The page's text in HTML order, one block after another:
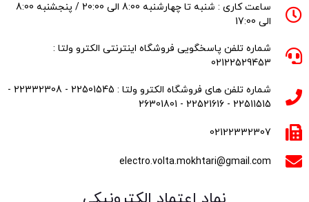
ساعت کاری : شنبه تا چهارشنبه 8:00 الی 20:00 / پنجشنبه 8:00
الی 17:00
شماره تلفن پاسخگویی فروشگاه اینترنتی الکترو ولتا :
02122529453
شماره تلفن های فروشگاه الکترو ولتا : 22501545 - 22332308 -
22511515 - 22521616 - 26301801
02122332307
electro.volta.mokhtari@gmail.com